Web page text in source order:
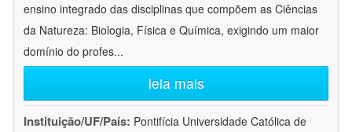
ensino integrado das disciplinas que compõem as Ciências
da Natureza: Biologia, Física e Química, exigindo um maior
domínio do profes...
leia mais
Instituição/UF/País: Pontifícia Universidade Católica de